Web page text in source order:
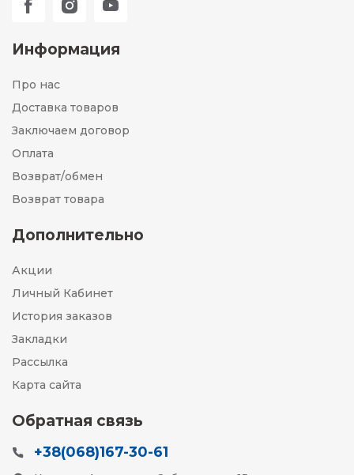
Информация
Про нас
Доставка товаров
Заключаем договор
Оплата
Возврат/обмен
Возврат товара
Дополнительно
Акции
Личный Кабинет
История заказов
Закладки
Рассылка
Карта сайта
Обратная связь
+38(068)167-30-61